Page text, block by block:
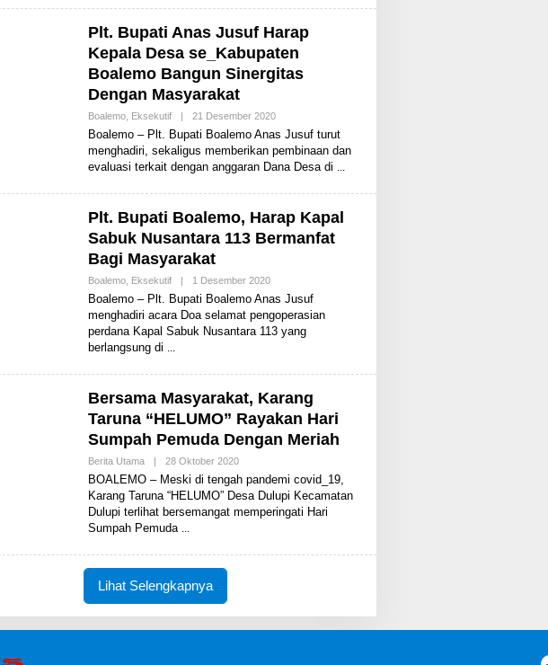
A
E
E
W
S
Plt. Bupati Anas Jusuf Harap
Kepala Desa se_Kabupaten
Boalemo Bangun Sinergitas
Dengan Masyarakat
Boalemo, Eksekutif | 21 Desember 2020O
E
H
S
A
E
E
Boalemo – Plt. Bupati Boalemo Anas Jusuf turut
menghadiri, sekaligus memberikan pembinaan dan
evaluasi terkait dengan anggaran Dana Desa di
Plt. Bupati Boalemo, Harap Kapal
Sabuk Nusantara 113 Bermanfat
Bagi Masyarakat
Boalemo, Eksekutif | 1 Desember 2020O
E
H
S
N
E
W
Boalemo – Plt. Bupati Boalemo Anas Jusuf
menghadiri acara Doa selamat pengoperasian
perdana Kapal Sabuk Nusantara 113 yang
berlangsung di
Bersama Masyarakat, Karang
Taruna “HELUMO” Rayakan Hari
Sumpah Pemuda Dengan Meriah
Berita Utama | 28 Oktober 2020O
E
H
S
BOALEMO – Meski di tengah pandemi covid_19,
Karang Taruna “HELUMO” Desa Dulupi Kecamatan
Dulupi terlihat bersemangat memperingati Hari
Sumpah Pemuda
Lihat Selengkapnya